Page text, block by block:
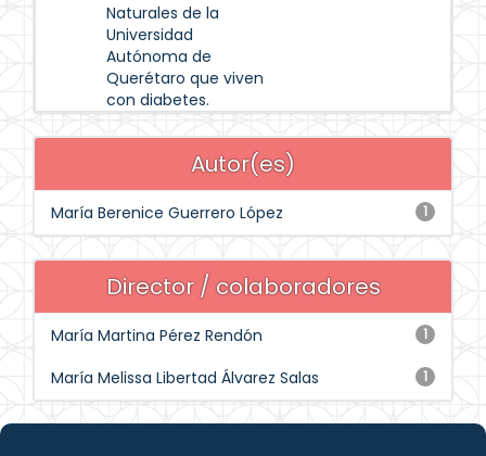
Naturales de la
Universidad
Autónoma de
Querétaro que viven
con diabetes.
Autor(es)
1
María Berenice Guerrero López
Director / colaboradores
1
María Martina Pérez Rendón
1
María Melissa Libertad Álvarez Salas